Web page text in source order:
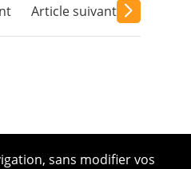
Article suivant
sans modifier vos